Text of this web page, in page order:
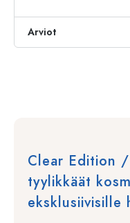
Arviot
Clear Edition
tyylikkäät